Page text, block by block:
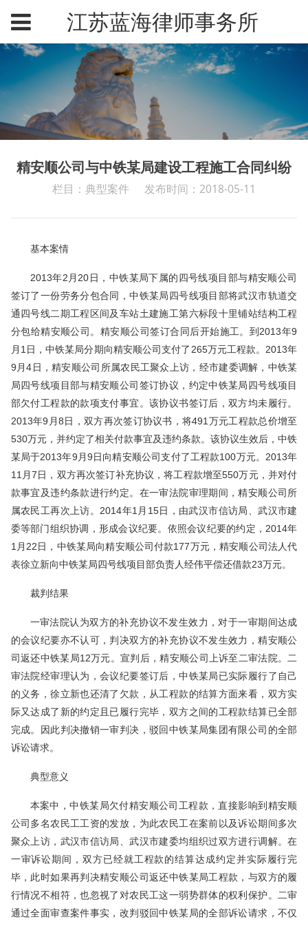
江苏蓝海律师事务所
精安顺公司与中铁某局建设工程施工合同纠纷
栏目：典型案件 发布时间：2018-05-11
基本案情
2013年2月20日，中铁某局下属的四号线项目部与精安顺公司
签订了一份劳务分包合同，中铁某局四号线项目部将武汉市轨道交
通四号线二期工程区间及车站土建施工第六标段十里铺站结构工程
分包给精安顺公司。精安顺公司签订合同后开始施工。到2013年9
月1日，中铁某局分期向精安顺公司支付了265万元工程款。2013年
9月4日，精安顺公司所属农民工聚众上访，经市建委调解，中铁某
局四号线项目部与精安顺公司签订协议，约定中铁某局四号线项目
部欠付工程款的款项支付事宜。该协议书签订后，双方均未履行。
2013年9月8日，双方再次签订协议书，将491万元工程款总价增至
530万元，并约定了相关付款事宜及违约条款。该协议生效后，中铁
某局于2013年9月9日向精安顺公司支付了工程款100万元。2013年
11月7日，双方再次签订补充协议，将工程款增至550万元，并对付
款事宜及违约条款进行约定。在一审法院审理期间，精安顺公司所
属农民工再次上访。2014年1月15日，由武汉市信访局、武汉市建
委等部门组织协调，形成会议纪要。依照会议纪要的约定，2014年
1月22日，中铁某局向精安顺公司付款177万元，精安顺公司法人代
表徐立新向中铁某局四号线项目部负责人经伟平偿还借款23万元。
裁判结果
一审法院认为双方的补充协议不发生效力，对于一审期间达成
的会议纪要亦不认可，判决双方的补充协议不发生效力，精安顺公
司返还中铁某局12万元。宣判后，精安顺公司上诉至二审法院。二
审法院经审理认为，会议纪要签订后，中铁某局已实际履行了自己
的义务，徐立新也还清了欠款，从工程款的结算方面来看，双方实
际又达成了新的约定且已履行完毕，双方之间的工程款结算已全部
完成。因此判决撤销一审判决，驳回中铁某局集团有限公司的全部
诉讼请求。
典型意义
本案中，中铁某局欠付精安顺公司工程款，直接影响到精安顺
公司多名农民工工资的发放，为此农民工在案前以及诉讼期间多次
聚众上访，武汉市信访局、武汉市建委均组织过双方进行调解。在
一审诉讼期间，双方已经就工程款的结算达成约定并实际履行完
毕，此时如果再判决精安顺公司返还中铁某局工程款，与双方的履
行情况不相符，也忽视了对农民工这一弱势群体的权利保护。二审
通过全面审查案件事实，改判驳回中铁某局的全部诉讼请求，不仅